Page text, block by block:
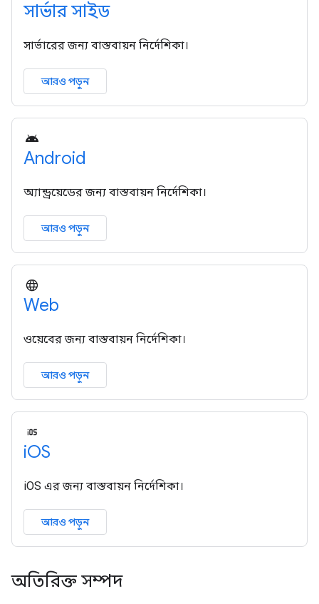
সার্ভার সাইড
সার্ভারের জন্য বাস্তবায়ন নির্দেশিকা।
আরও পড়ুন
Android
অ্যান্ড্রয়েডের জন্য বাস্তবায়ন নির্দেশিকা।
আরও পড়ুন
Web
ওয়েবের জন্য বাস্তবায়ন নির্দেশিকা।
আরও পড়ুন
iOS
iOS এর জন্য বাস্তবায়ন নির্দেশিকা।
আরও পড়ুন
অতিরিক্ত সম্পদ